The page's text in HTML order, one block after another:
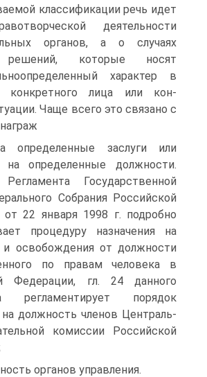
классификации речь идет
деятельности
органов, а о слу­чаях
решений, которые носят
характер в
конкретного лица или кон­
Чаще всего это связано с
определенные заслуги или
на определенные должности.
Государственной
Собрания Российской
22 января 1998 г. подробно
процедуру назначения на
освобождения от должности
по правам чело­века в
Федерации, гл. 24 данного
регла­ментирует порядок
на должность членов Централь­
комиссии Российской
органов управления.